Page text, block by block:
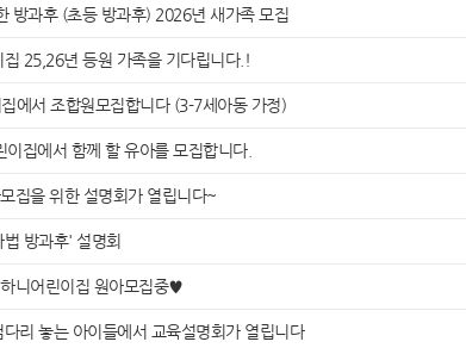
방과후 (초등 방과후) 2026년 새가족 모집
25,26년 등원 가족을 기다립니다.!
에서 조합원모집합니다 (3-7세아동 가정)
집에서 함께 할 유아를 모집합니다.
집을 위한 설명회가 열립니다~
방과후' 설명회
니어린이집 원아모집중♥
리 놓는 아이들에서 교육설명회가 열립니다